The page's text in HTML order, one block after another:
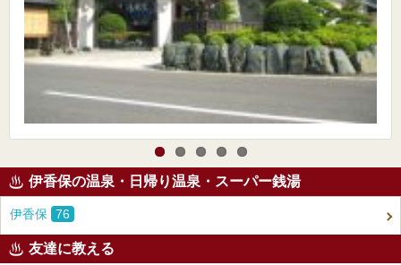
伊香保の温泉・日帰り温泉・スーパー銭湯
伊香保 76
友達に教える